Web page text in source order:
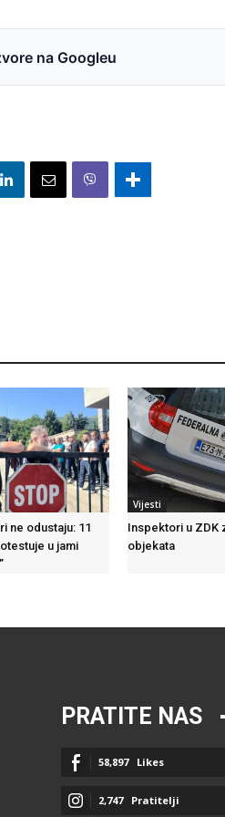
na Googleu
ne odustaju: 11
u jami
Vijesti
Inspektori u ZDK
objekata
PRATITE NAS
58,897 Likes
2,747 Pratitelji